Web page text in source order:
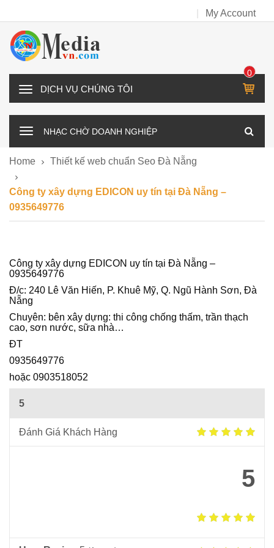
My Account
D
H
H
T
Ô
I
0
IT
M
NHẠC CHỜ DOANH NGHIỆP
Home Thiết kế web chuẩn Seo Đà Nẵng
Công ty xây dựng EDICON uy tín tại Đà Nẵng –
0935649776
Công ty xây dựng EDICON uy tín tại Đà Nẵng –
0935649776
Đ/c: 240 Lê Văn Hiến, P. Khuê Mỹ, Q. Ngũ Hành Sơn, Đà
Nẵng
Chuyên: bên xây dựng: thi công chống thấm, trần thạch
cao, sơn nước, sữa nhà…
ĐT
0935649776
hoặc 0903518052
5
Đánh Giá Khách Hàng
5